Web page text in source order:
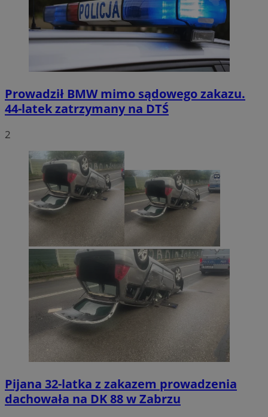
Prowadził BMW mimo sądowego zakazu.
44-latek zatrzymany na DTŚ
2
Pijana 32-latka z zakazem prowadzenia
dachowała na DK 88 w Zabrzu